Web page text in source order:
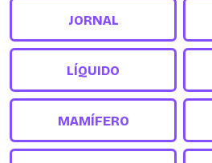
JORNAL
LÍQUIDO
MAMÍFERO